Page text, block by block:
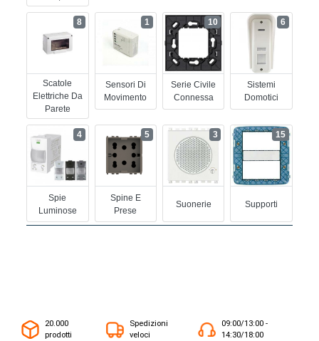
Scatole
Elettriche Da
Parete
8
Sensori Di
Movimento
1
Serie Civile
Connessa
10
Sistemi
Domotici
6
Spie
Luminose
4
Spine E
Prese
5
Suonerie
3
Supporti
15
20.000
prodotti
Spedizioni
veloci
09:00/13:00 -
14:30/18:00